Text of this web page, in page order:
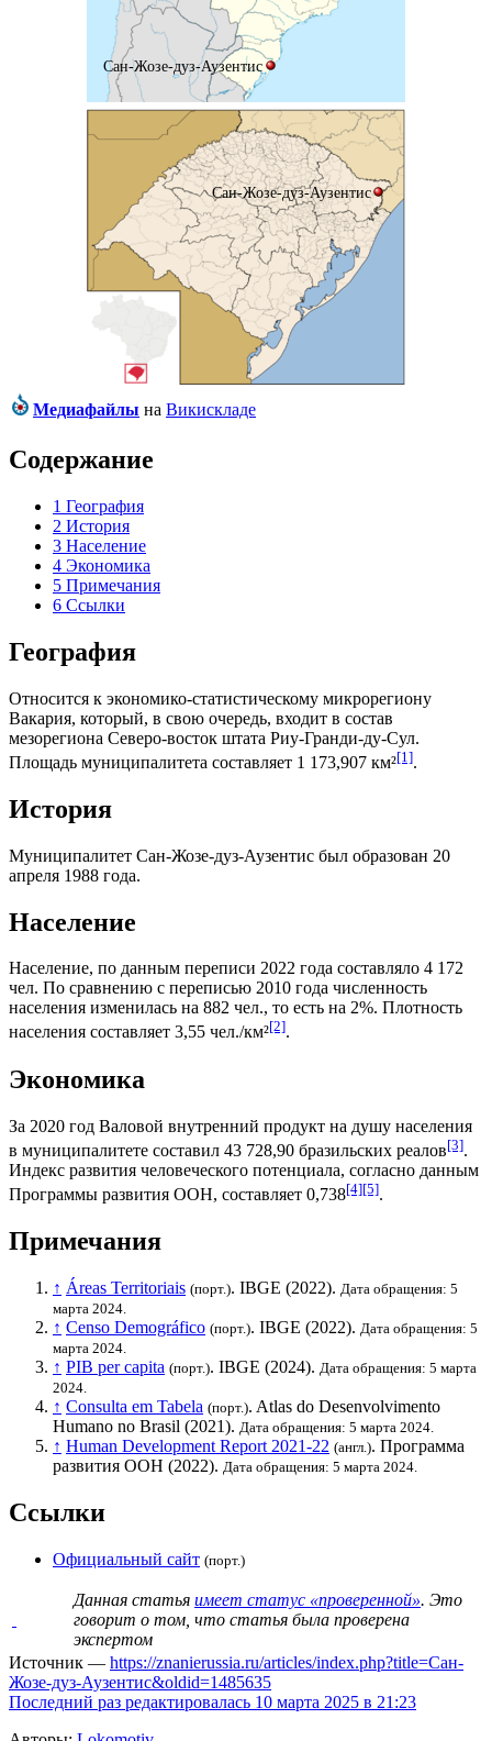
Сан-Жозе-дуз-Аузентис
Сан-Жозе-дуз-Аузентис
Медиафайлы на Викискладе
Содержание
1 География
2 История
3 Население
4 Экономика
5 Примечания
6 Ссылки
География
Относится к экономико-статистическому микрорегиону
Вакария, который, в свою очередь, входит в состав
мезорегиона Северо-восток штата Риу-Гранди-ду-Сул.
Площадь муниципалитета составляет 1 173,907 км²[1].
История
Муниципалитет Сан-Жозе-дуз-Аузентис был образован 20
апреля 1988 года.
Население
Население, по данным переписи 2022 года составляло 4 172
чел. По сравнению с переписью 2010 года численность
населения изменилась на 882 чел., то есть на 2%. Плотность
населения составляет 3,55 чел./км²[2].
Экономика
За 2020 год Валовой внутренний продукт на душу населения
в муниципалитете составил 43 728,90 бразильских реалов[3].
Индекс развития человеческого потенциала, согласно данным
Программы развития ООН, составляет 0,738[4][5].
Примечания
↑ Áreas Territoriais (порт.). IBGE (2022). Дата обращения: 5
марта 2024.
↑ Censo Demográfico (порт.). IBGE (2022). Дата обращения: 5
марта 2024.
↑ PIB per capita (порт.). IBGE (2024). Дата обращения: 5 марта
2024.
↑ Consulta em Tabela (порт.). Atlas do Desenvolvimento
Humano no Brasil (2021). Дата обращения: 5 марта 2024.
↑ Human Development Report 2021-22 (англ.). Программа
развития ООН (2022). Дата обращения: 5 марта 2024.
Ссылки
Официальный сайт (порт.)
Данная статья имеет статус «проверенной». Это
говорит о том, что статья была проверена
экспертом
Источник — https://znanierussia.ru/articles/index.php?title=Сан-
Жозе-дуз-Аузентис&oldid=1485635
Последний раз редактировалась 10 марта 2025 в 21:23